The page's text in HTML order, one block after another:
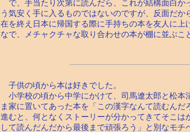
で、手当たり次第に読んだら、これが結構面白か
う気安く手に入るものではないのですが、反面だ
在を終え日本に帰国する際に手持ちの本を友人に
なで、メチャクチャな取り合わせの本が棚に並ぶこ
子供の頃から本は好きでした。
小学校の頃から中学にかけて、司馬遼太郎と松本
ま家に置いてあった本を「この漢字なんて読むん
進むと、何となくストーリーが分かってきてそこ
して読んだんだから最後まで頑張ろう」と別なモ